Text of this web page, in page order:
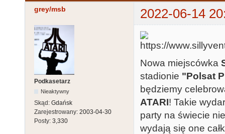
grey/msb 2022-06-14
Podkasetarz
Nieaktywny
Skąd: Gdańsk
Zarejestrowany: 2003-04-30
Posty: 3,330
Nowa miejscówka
stadionie "Polsat
będziemy
ATARI! Takie
party na świecie
wydają się one